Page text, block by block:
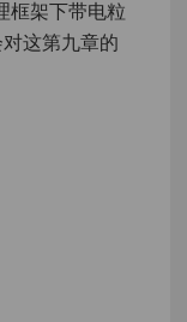
框架下带电粒
这第九章的